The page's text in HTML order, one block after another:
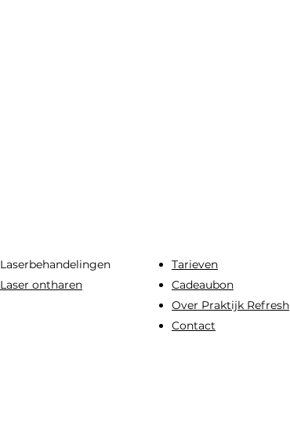
Laserbehandelingen
Laser ontharen
​Tarieven
Cadeaubon
Over Praktijk Refresh
Contact